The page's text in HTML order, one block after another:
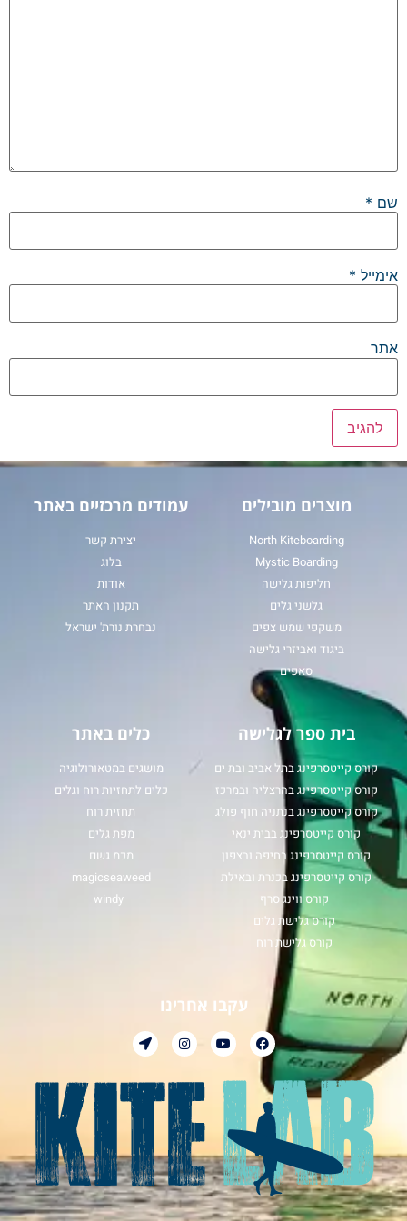
שם *
אימייל *
אתר
מוצרים מובילים
North Kiteboarding
Mystic Boarding
חליפות גלישה
גלשני גלים
משקפי שמש צפים
ביגוד ואביזרי גלישה
סאפים
עמודים מרכזיים באתר
יצירת קשר
בלוג
אודות
תקנון האתר
נבחרת נורת' ישראל
בית ספר לגלישה
קורס קייטסרפינג בתל אביב ובת ים
קורס קייטסרפינג בהרצליה ובמרכז
קורס קייטסרפינג בנתניה חוף פולג
קורס קייטסרפינג בבית ינאי
קורס קייטסרפינג בחיפה ובצפון
קורס קייטסרפינג בכנרת ובאילת
קורס ווינג סרף
קורס גלישת גלים
קורס גלישת רוח
כלים באתר
מושגים במטאורולוגיה
כלים לתחזיות רוח וגלים
תחזית רוח
מפת גלים
מכמ גשם
magicseaweed
windy
עקבו אחרינו